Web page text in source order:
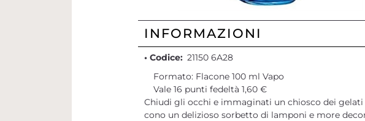
INFORMAZIONI
• Codice: 21150 6A28
Formato: Flacone 100 ml Vapo
Vale 16 punti fedeltà 1,60 €
Chiudi gli occhi e immaginati un chiosco dei
cono un delizioso sorbetto di lamponi e more